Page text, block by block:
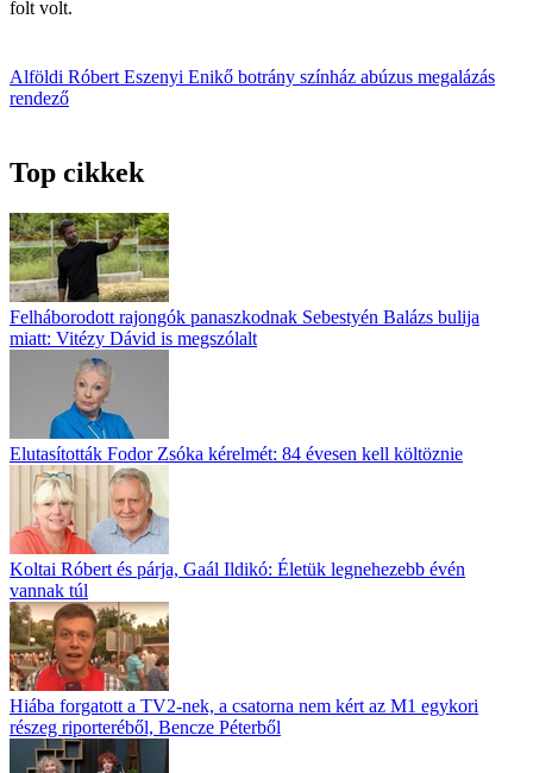
folt volt.
Alföldi Róbert Eszenyi Enikő botrány színház abúzus megalázás
rendező
Top cikkek
Felháborodott rajongók panaszkodnak Sebestyén Balázs bulija
miatt: Vitézy Dávid is megszólalt
Elutasították Fodor Zsóka kérelmét: 84 évesen kell költöznie
Koltai Róbert és párja, Gaál Ildikó: Életük legnehezebb évén
vannak túl
Hiába forgatott a TV2-nek, a csatorna nem kért az M1 egykori
részeg riporteréből, Bencze Péterből